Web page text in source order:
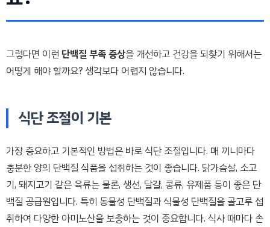
그렇다면 이런 단백질 부족 증상을 개선하고 건강을 되찾기 위해서는
어떻게 해야 할까요? 생각보다 어렵지 않습니다.
식단 조절이 기본
가장 중요하고 기본적인 방법은 바로 식단 조절입니다. 매 끼니마다
충분한 양의 단백질 식품을 섭취하는 것이 좋습니다. 닭가슴살, 소고
기, 돼지고기 같은 육류는 물론, 생선, 달걀, 콩류, 유제품 등이 좋은 단
백질 공급원입니다. 특히 동물성 단백질과 식물성 단백질을 골고루 섭
취하여 다양한 아미노산을 보충하는 것이 중요합니다. 식사 때마다 손